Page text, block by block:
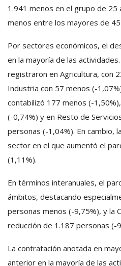
1.941 menos en el grupo de 25
menos entre los mayores de
Por sectores económicos, el
en la mayoría de las
registraron en Agricultura, con
Industria con 57 menos (-
contabilizó 177 menos (-
(-0,74%) y en Resto de
personas (-1,04%). En cambio,
sector en el que aumentó el
(1,11%).
En términos interanuales, el
ámbitos, destacando
personas menos (-9,75%), y la
reducción de 1.187 personas (-
La contratación anotada en
anterior en la mayoría de las